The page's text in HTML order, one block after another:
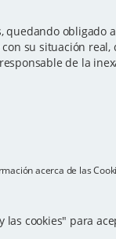
quedando obligado
su situación real,
de la
acerca de las
cookies" para